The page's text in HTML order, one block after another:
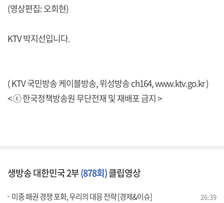
(영상편집: 오희현)
KTV 박지선입니다.
( KTV 국민방송 케이블방송, 위성방송 ch164,www.ktv.go.kr)
< ⓒ 한국정책방송원 무단전재 및 재배포 금지 >
생방송 대한민국 2부(878회)클립영상
미중 패권 경쟁 포화, 우리의 대응 전략 [경제&이슈] 26:39